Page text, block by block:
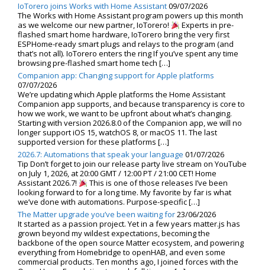
IoTorero joins Works with Home Assistant09/07/2026
The Works with Home Assistant program powers up this month
as we welcome our new partner, IoTorero!
Experts in pre-
flashed smart home hardware, IoTorero bring the very first
ESPHome-ready smart plugs and relays to the program (and
that’s not all). IoTorero enters the ring If you’ve spent any time
browsing pre-flashed smart home tech […]
Companion app: Changing support for Apple platforms
07/07/2026
We’re updating which Apple platforms the Home Assistant
Companion app supports, and because transparency is core to
how we work, we want to be upfront about what’s changing.
Starting with version 2026.8.0 of the Companion app, we will no
longer support iOS 15, watchOS 8, or macOS 11. The last
supported version for these platforms […]
2026.7: Automations that speak your language 01/07/2026
Tip Don’t forget to join our release party live stream on YouTube
on July 1, 2026, at 20:00 GMT / 12:00 PT / 21:00 CET! Home
Assistant 2026.7!
This is one of those releases I’ve been
looking forward to for a long time. My favorite by far is what
we’ve done with automations. Purpose-specific […]
The Matter upgrade you’ve been waiting for23/06/2026
It started as a passion project. Yet in a few years matter.js has
grown beyond my wildest expectations, becoming the
backbone of the open source Matter ecosystem, and powering
everything from Homebridge to openHAB, and even some
commercial products. Ten months ago, I joined forces with the